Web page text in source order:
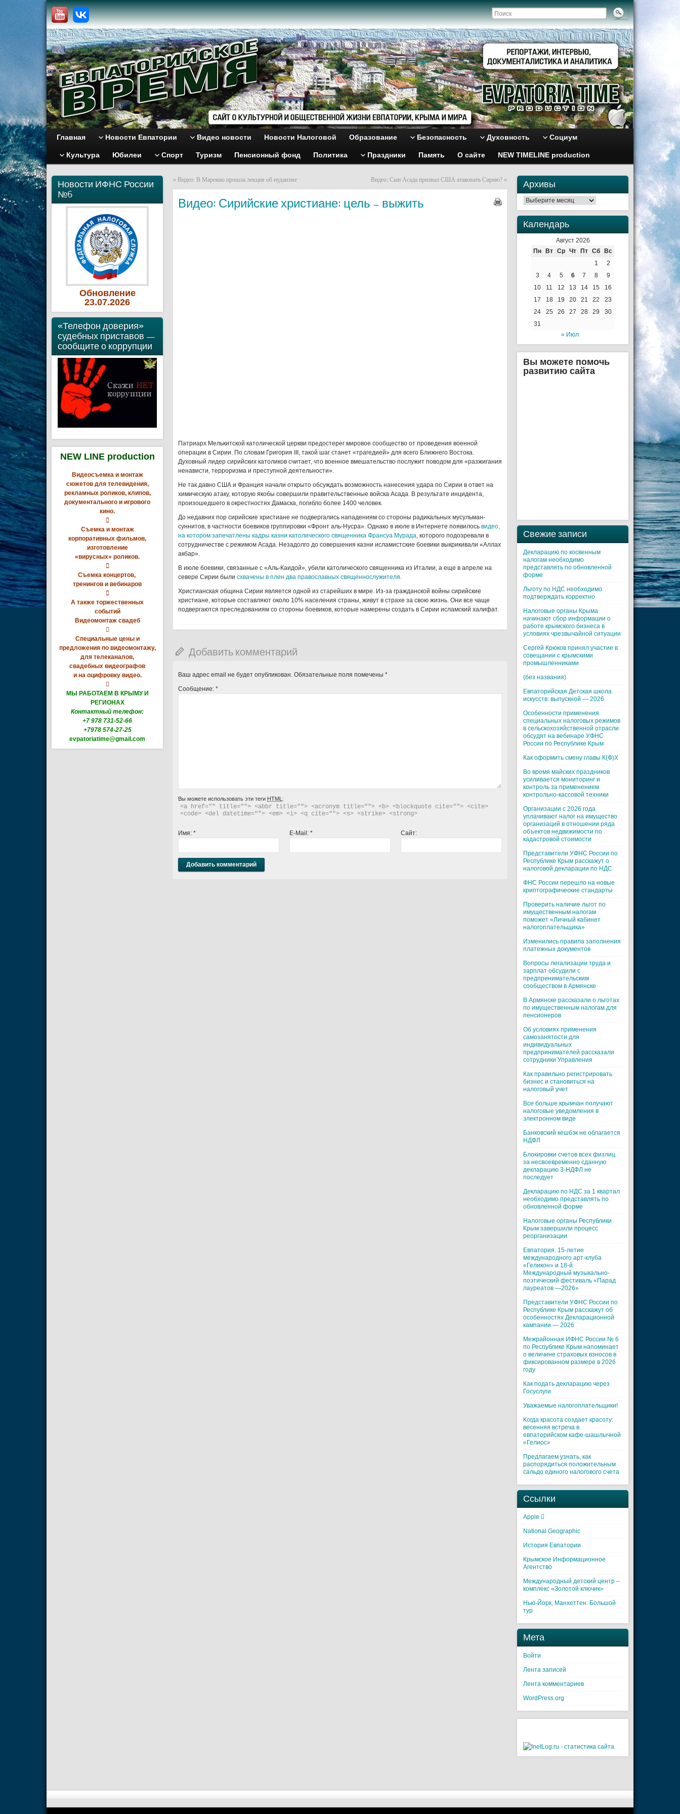
Главная Новости Евпатории Видео новости Новости Налоговой Образование Безопасность Духовность Социум
Культура Юбилеи Спорт Туризм Пенсионный фонд Политика Праздники Память О сайте NEW TIMELINE production
Новости ИФНС России
№6
Обновление
23.07.2026
«Телефон доверия»
судебных приставов —
сообщите о коррупции
NEW LINE production
Видеосъемка и монтаж
сюжетов для телевидения,
рекламных роликов, клипов,
документального и игрового
кино.

Съемка и монтаж
корпоративных фильмов,
изготовление
«вирусных» роликов.

Съемка концертов,
тренингов и вебинаров

А также торжественных
событий
Видеомонтаж свадеб

Специальные цены и
предложения по видеомонтажу,
для телеканалов,
свадебных видеографов
и на оцифровку видео.

МЫ РАБОТАЕМ В КРЫМУ И
РЕГИОНАХ
Контактный телефон:
+7 978 731-52-66
+7978 574-27-25
evpatoriatime@gmail.com
« Видео: В Марокко прошла лекция об иудаизме Видео: Сын Асада призвал США атаковать Сирию? »
Видео: Сирийские христиане: цель – выжить
Патриарх Мелькитской католической церкви предостерег мировое сообщество от проведения военной
операции в Сирии. По словам Григория III, такой шаг станет «трагедией» для всего Ближнего Востока.
Духовный лидер сирийских католиков считает, что военное вмешательство послужит поводом для «разжигания
ненависти, терроризма и преступной деятельности».
Не так давно США и Франция начали открыто обсуждать возможность нанесения удара по Сирии в ответ на
химическую атаку, которую якобы совершили правительственные войска Асада. В результате инцидента,
произошедшего в окрестностях Дамаска, погибло более 1400 человек.
До недавних пор сирийские христиане не подвергались нападениям со стороны радикальных мусульман-
суннитов, в частности боевиков группировки «Фронт аль-Нусра». Однако в июле в Интернете появилось видео,
на котором запечатлены кадры казни католического священника Франсуа Мурада, которого подозревали в
сотрудничестве с режимом Асада. Незадолго до совершения казни исламистские боевики выкрикивали «Аллах
акбар».
В июле боевики, связанные с «Аль-Каидой», убили католического священника из Италии, а еще в апреле на
севере Сирии были схвачены в плен два православных священнослужителя.
Христианская община Сирии является одной из старейших в мире. Из-за гражданской войны сирийские
христиане, которые составляют около 10% населения страны, живут в страхе за свою жизнь. Они все чаще
подвергаются преследованиям со стороны боевиков, которые намерены создать в Сирии исламский халифат.
Добавить комментарий
Ваш адрес email не будет опубликован. Обязательные поля помечены *
Сообщение: *
Вы можете использовать эти теги HTML :
<a href="" title=""> <abbr title=""> <acronym title=""> <b> <blockquote cite=""> <cite>
<code> <del datetime=""> <em> <i> <q cite=""> <s> <strike> <strong>
Имя: * E-Mail: * Сайт:
Архивы
Архивы
Календарь
Август 2026
Пн
Вт Ср Чт Пт Сб
Вс
1
2
3
4 5 6 7 8
9
10
11 12 13 14 15
16
17
18 19 20 21 22
23
24
25 26 27 28 29
30
31
« Июл
Вы можете помочь
развитию сайта
Свежие записи
Декларацию по косвенным
налогам необходимо
представлять по обновленной
форме
Льготу по НДС необходимо
подтверждать корректно
Налоговые органы Крыма
начинают сбор информации о
работе крымского бизнеса в
условиях чрезвычайной ситуации
Cергей Крюков принял участие в
совещании с крымскими
промышленниками
(без названия)
Евпаторийская Детская школа
искусств: выпускной — 2026
Особенности применения
специальных налоговых режимов
в сельскохозяйственной отрасли
обсудят на вебинаре УФНС
России по Республике Крым
Как оформить смену главы К(Ф)Х
Во время майских праздников
усиливается мониторинг и
контроль за применением
контрольно-кассовой техники
Организации с 2026 года
уплачивают налог на имущество
организаций в отношении ряда
объектов недвижимости по
кадастровой стоимости
Представители УФНС России по
Республике Крым расскажут о
налоговой декларации по НДС
ФНС России перешло на новые
криптографические стандарты
Проверить наличие льгот по
имущественным налогам
поможет «Личный кабинет
налогоплательщика»
Изменились правила заполнения
платежных документов
Вопросы легализации труда и
зарплат обсудили с
предпринимательским
сообществом в Армянске
В Армянске рассказали о льготах
по имущественным налогам для
пенсионеров
Об условиях применения
самозанятости для
индивидуальных
предпринимателей рассказали
сотрудники Управления
Как правильно регистрировать
бизнес и становиться на
налоговый учет
Все больше крымчан получают
налоговые уведомления в
электронном виде
Банковский кешбэк не облагается
НДФЛ
Блокировки счетов всех физлиц
за несвоевременно сданную
декларацию 3-НДФЛ не
последует
Декларацию по НДС за 1 квартал
необходимо представлять по
обновленной форме
Налоговые органы Республики
Крым завершили процесс
реорганизации
Евпатория. 15-летие
международного арт-клуба
«Геликон» и 18-й
Международный музыкально-
поэтический фестиваль «Парад
лауреатов —2026»
Представители УФНС России по
Республике Крым расскажут об
особенностях Декларационной
кампании — 2026
Межрайонная ИФНС России № 6
по Республике Крым напоминает
о величине страховых взносов в
фиксированном размере в 2026
году
Как подать декларацию через
Госуслуги
Уважаемые налогоплательщики!
Когда красота создает красоту:
весенняя встреча в
евпаторийском кафе-шашлычной
«Гелиос»
Предлагаем узнать, как
распорядиться положительным
сальдо единого налогового счета
Ссылки
Apple 
National Geographic
История Евпатории
Крымское Информационное
Агентство
Международный детский центр –
комплекс «Золотой ключик»
Нью-Йорк, Манхеттен. Большой
тур
Мета
Войти
Лента записей
Лента комментариев
WordPress.org